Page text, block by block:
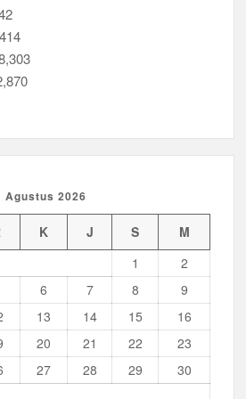
Kwarran Sedati Gelar Rapat
414
Agustus 2026
K J S
M
1
2
6 7 8
9
13 14 15
16
20 21 22
23
27 28 29
30